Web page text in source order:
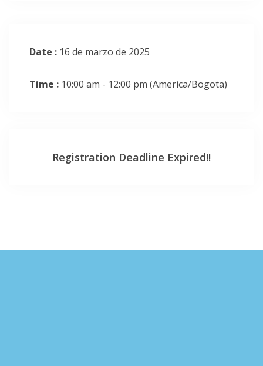
Date : 16 de marzo de 2025
Time : 10:00 am - 12:00 pm (America/Bogota)
Registration Deadline Expired!!